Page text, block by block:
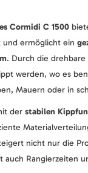
Cormidi C 1500
und ermöglicht ein
. Durch die drehbare
werden, wo es
Mauern oder in
der stabilen
nicht nur die
auch Rangierzeiten